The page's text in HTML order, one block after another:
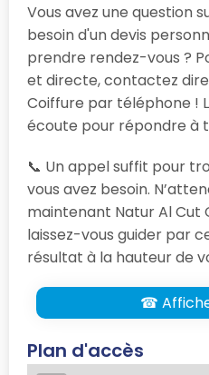
Vous avez une question
besoin d'un devis
prendre rendez-vous ?
et directe, contactez
Coiffure par téléphone !
écoute pour répondre à
📞 Un appel suffit pour
vous avez besoin.
maintenant Natur Al Cut
laissez-vous guider par
résultat à la hauteur de
☎
Plan d'accès